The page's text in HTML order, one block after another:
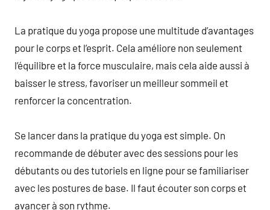
La pratique du yoga propose une multitude d’avantages
pour le corps et l’esprit. Cela améliore non seulement
l’équilibre et la force musculaire, mais cela aide aussi à
baisser le stress, favoriser un meilleur sommeil et
renforcer la concentration.
Se lancer dans la pratique du yoga est simple. On
recommande de débuter avec des sessions pour les
débutants ou des tutoriels en ligne pour se familiariser
avec les postures de base. Il faut écouter son corps et
avancer à son rythme.